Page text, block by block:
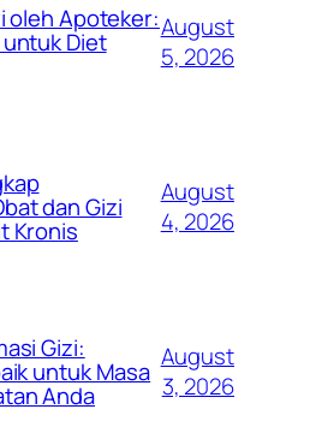
oleh Apoteker:
Diet
August
5, 2026
dan Gizi
Kronis
August
4, 2026
Gizi:
untuk Masa
Anda
August
3, 2026